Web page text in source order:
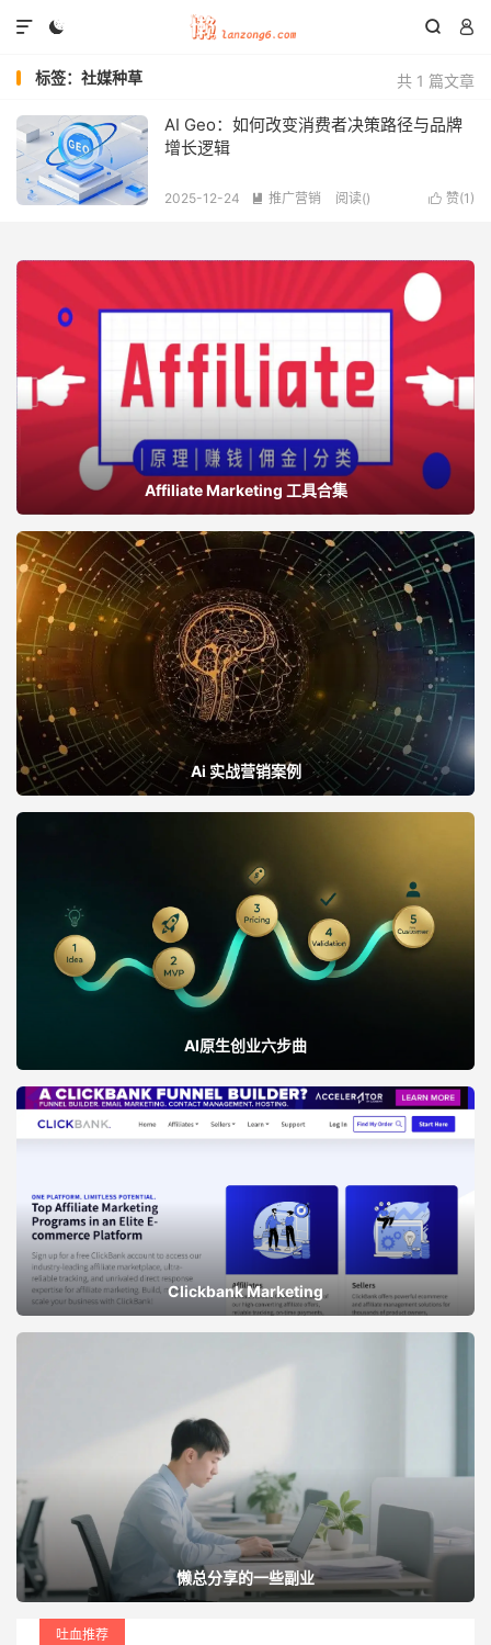
  

共 1 篇文章
标签：社媒种草
AI Geo：如何改变消费者决策路径与品牌
增长逻辑
 赞(1 )
2025-12-24  推广营销 阅读()
Affiliate Marketing 工具合集
Ai 实战营销案例
AI原生创业六步曲
Clickbank Marketing
懒总分享的一些副业
吐血推荐